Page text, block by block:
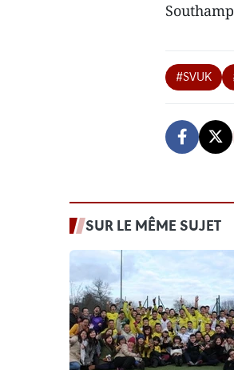
#SVUK
SUR LE MÊME SUJET